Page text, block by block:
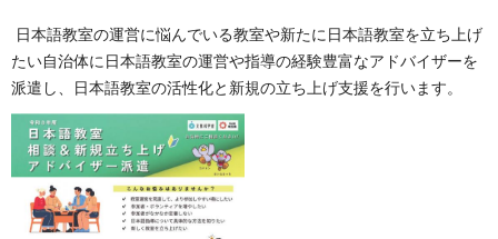
日本語教室の運営に悩んでいる教室や新たに日本語教室を立ち上げ
たい自治体に日本語教室の運営や指導の経験豊富なアドバイザーを
派遣し、日本語教室の活性化と新規の立ち上げ支援を行います。